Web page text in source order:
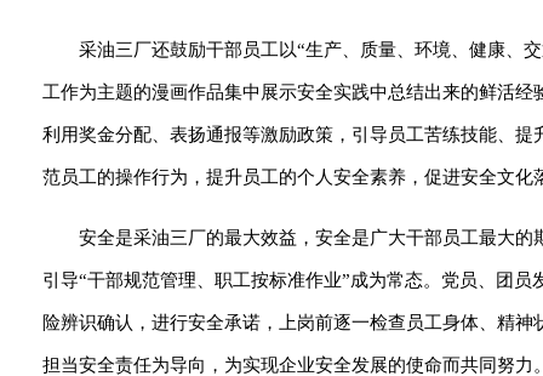
采油三厂还鼓励干部员工以“生产、质量、环境、健康、
工作为主题的漫画作品集中展示安全实践中总结出来的鲜活
利用奖金分配、表扬通报等激励政策，引导员工苦练技能、
范员工的操作行为，提升员工的个人安全素养，促进安全文化
安全是采油三厂的最大效益，安全是广大干部员工最大
引导“干部规范管理、职工按标准作业”成为常态。党员、团
险辨识确认，进行安全承诺，上岗前逐一检查员工身体、精
担当安全责任为导向，为实现企业安全发展的使命而共同努